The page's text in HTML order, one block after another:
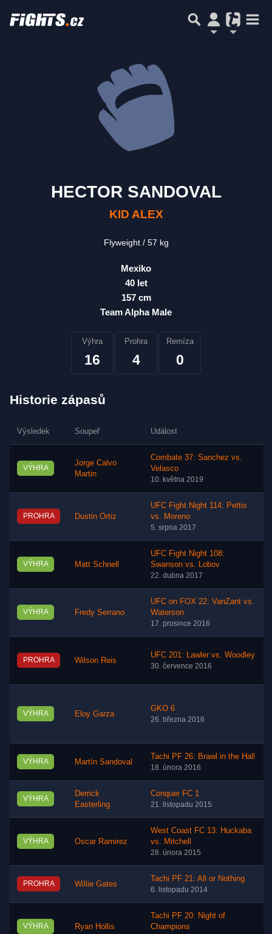
HECTOR SANDOVAL
KID ALEX
Flyweight 57 kg
Mexiko
40 let
157 cm
Team Alpha Male
Výhra
16
Prohra
4
Remíza
0
Historie zápasů
Výsledek Soupeř Událost
VÝHRA
Jorge Calvo
Martin
Combate 37: Sanchez vs.
Velasco
10. května 2019
PROHRA Dustin Ortiz
UFC Fight Night 114: Pettis
vs. Moreno
5. srpna 2017
VÝHRA Matt Schnell
UFC Fight Night 108:
Swanson vs. Lobov
22. dubna 2017
VÝHRA Fredy Serrano
UFC on FOX 22: VanZant vs.
Waterson
17. prosince 2016
PROHRA Wilson Reis
UFC 201: Lawler vs. Woodley
30. července 2016
VÝHRA Eloy Garza
GKO 6
26. března 2016
VÝHRA Martín Sandoval
Tachi PF 26: Brawl in the Hall
18. února 2016
VÝHRA
Derrick
Easterling
Conquer FC 1
21. listopadu 2015
VÝHRA Oscar Ramirez
West Coast FC 13: Huckaba
vs. Mitchell
28. února 2015
PROHRA Willie Gates
Tachi PF 21: All or Nothing
6. listopadu 2014
VÝHRA Ryan Hollis
Tachi PF 20: Night of
Champions